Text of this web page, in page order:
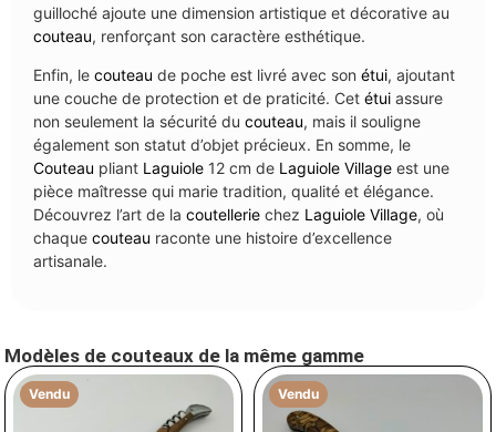
guilloché ajoute une dimension artistique et décorative au
couteau, renforçant son caractère esthétique.
Enfin, le couteau de poche est livré avec son étui, ajoutant
une couche de protection et de praticité. Cet étui assure
non seulement la sécurité du couteau, mais il souligne
également son statut d’objet précieux. En somme, le
Couteau pliant Laguiole 12 cm de Laguiole Village est une
pièce maîtresse qui marie tradition, qualité et élégance.
Découvrez l’art de la coutellerie chez Laguiole Village, où
chaque couteau raconte une histoire d’excellence
artisanale.
Modèles de couteaux de la même gamme
Vendu Vendu